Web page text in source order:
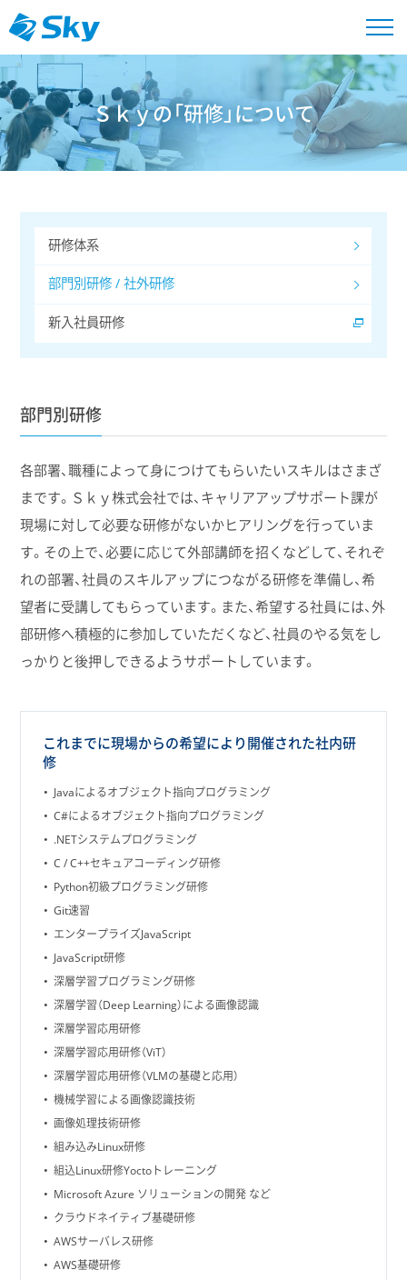
Ｓｋｙの「研修」について
研修体系
部門別研修 / 社外研修
新入社員研修
部門別研修
各部署、職種によって身につけてもらいたいスキルはさまざ
まです。Ｓｋｙ株式会社では、キャリアアップサポート課が
現場に対して必要な研修がないかヒアリングを行っていま
す。その上で、必要に応じて外部講師を招くなどして、それぞ
れの部署、社員のスキルアップにつながる研修を準備し、希
望者に受講してもらっています。また、希望する社員には、外
部研修へ積極的に参加していただくなど、社員のやる気をし
っかりと後押しできるようサポートしています。
これまでに現場からの希望により開催された社内研
修
Javaによるオブジェクト指向プログラミング
C#によるオブジェクト指向プログラミング
.NETシステムプログラミング
C / C++セキュアコーディング研修
Python初級プログラミング研修
Git速習
エンタープライズJavaScript
JavaScript研修
深層学習プログラミング研修
深層学習（Deep Learning）による画像認識
深層学習応用研修
深層学習応用研修（ViT）
深層学習応用研修（VLMの基礎と応用）
機械学習による画像認識技術
画像処理技術研修
組み込みLinux研修
組込Linux研修Yoctoトレーニング
Microsoft Azure ソリューションの開発 など
クラウドネイティブ基礎研修
AWSサーバレス研修
AWS基礎研修